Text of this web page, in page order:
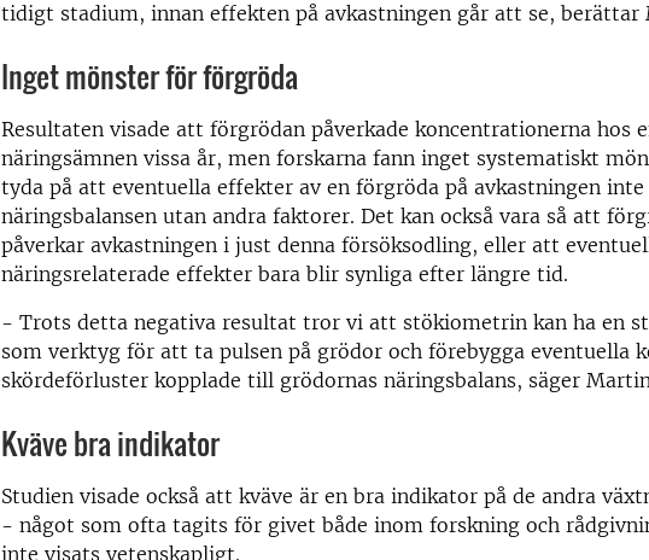
tidigt stadium, innan effekten på avkastningen går att se, berättar
Inget mönster för förgröda
Resultaten visade att förgrödan påverkade koncentrationerna hos
näringsämnen vissa år, men forskarna fann inget systematiskt
tyda på att eventuella effekter av en förgröda på avkastningen
näringsbalansen utan andra faktorer. Det kan också vara så att
påverkar avkastningen i just denna försöksodling, eller att
näringsrelaterade effekter bara blir synliga efter längre tid.
- Trots detta negativa resultat tror vi att stökiometrin kan ha en
som verktyg för att ta pulsen på grödor och förebygga eventuella
skördeförluster kopplade till grödornas näringsbalans, säger
Kväve bra indikator
Studien visade också att kväve är en bra indikator på de andra
- något som ofta tagits för givet både inom forskning och
inte visats vetenskapligt.